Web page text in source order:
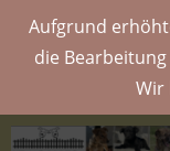
Aufgrund
die
Wir